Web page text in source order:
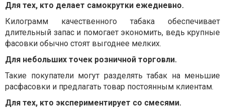
Для тех, кто делает самокрутки ежедневно.
Килограмм качественного табака обеспечивает
длительный запас и помогает экономить, ведь крупные
фасовки обычно стоят выгоднее мелких.
Для небольших точек розничной торговли.
Такие покупатели могут разделять табак на меньшие
расфасовки и предлагать товар постоянным клиентам.
Для тех, кто экспериментирует со смесями.